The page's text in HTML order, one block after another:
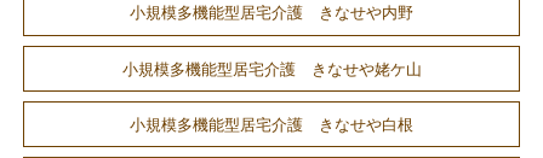
小規模多機能型居宅介護 きなせや内野
小規模多機能型居宅介護 きなせや姥ケ山
小規模多機能型居宅介護 きなせや白根